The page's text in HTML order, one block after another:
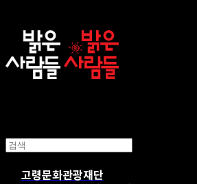
고령문화관광재단